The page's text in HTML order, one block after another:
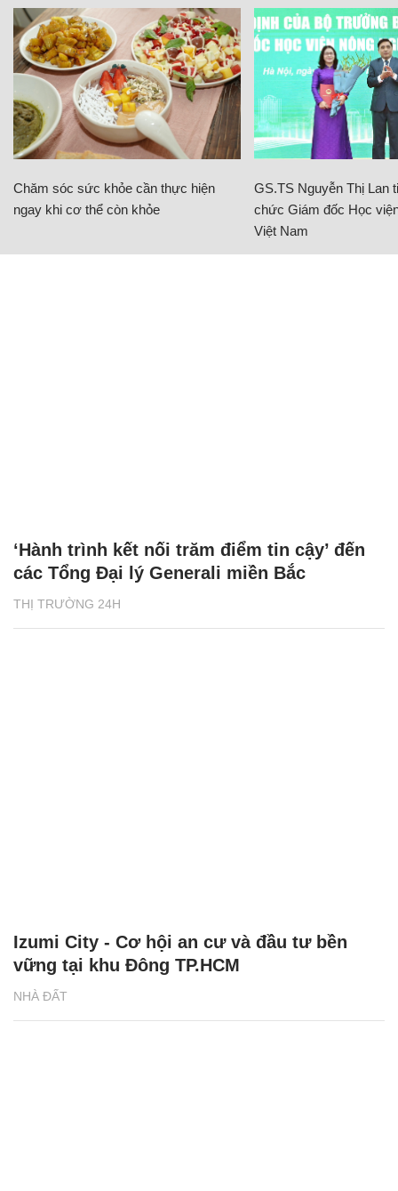
Chăm sóc sức khỏe cần thực hiện
ngay khi cơ thể còn khỏe
GS.TS Nguyễn Thị Lan
chức Giám đốc Học
Việt Nam
THỊ TRƯỜNG 24H
‘Hành trình kết nối trăm điểm tin cậy’ đến
các Tổng Đại lý Generali miền Bắc
NHÀ ĐẤT
Izumi City - Cơ hội an cư và đầu tư bền
vững tại khu Đông TP.HCM